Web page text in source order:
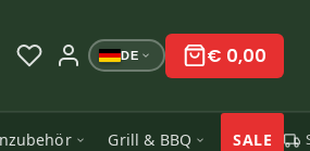
DE € 0,00
Grill & BBQ SALE